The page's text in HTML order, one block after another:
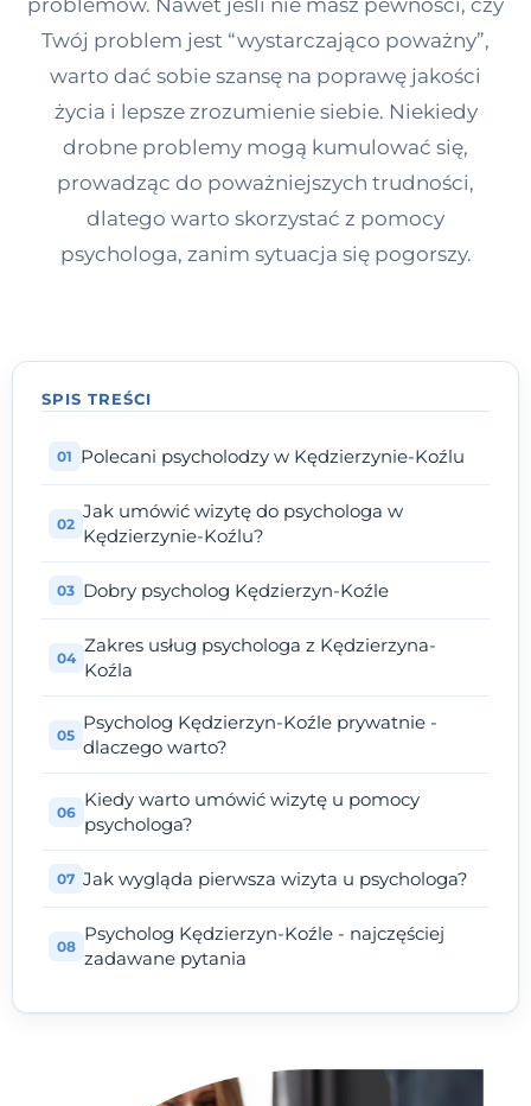
Twój problem jest “wystarczająco poważny”,
warto dać sobie szansę na poprawę jakości
życia i lepsze zrozumienie siebie. Niekiedy
drobne problemy mogą kumulować się,
prowadząc do poważniejszych trudności,
dlatego warto skorzystać z pomocy
psychologa, zanim sytuacja się pogorszy.
SPIS TREŚCI
Polecani psycholodzy w Kędzierzynie-Koźlu
Jak umówić wizytę do psychologa w
Kędzierzynie-Koźlu?
Dobry psycholog Kędzierzyn-Koźle
Zakres usług psychologa z Kędzierzyna-
Koźla
Psycholog Kędzierzyn-Koźle prywatnie -
dlaczego warto?
Kiedy warto umówić wizytę u pomocy
psychologa?
Jak wygląda pierwsza wizyta u psychologa?
Psycholog Kędzierzyn-Koźle - najczęściej
zadawane pytania